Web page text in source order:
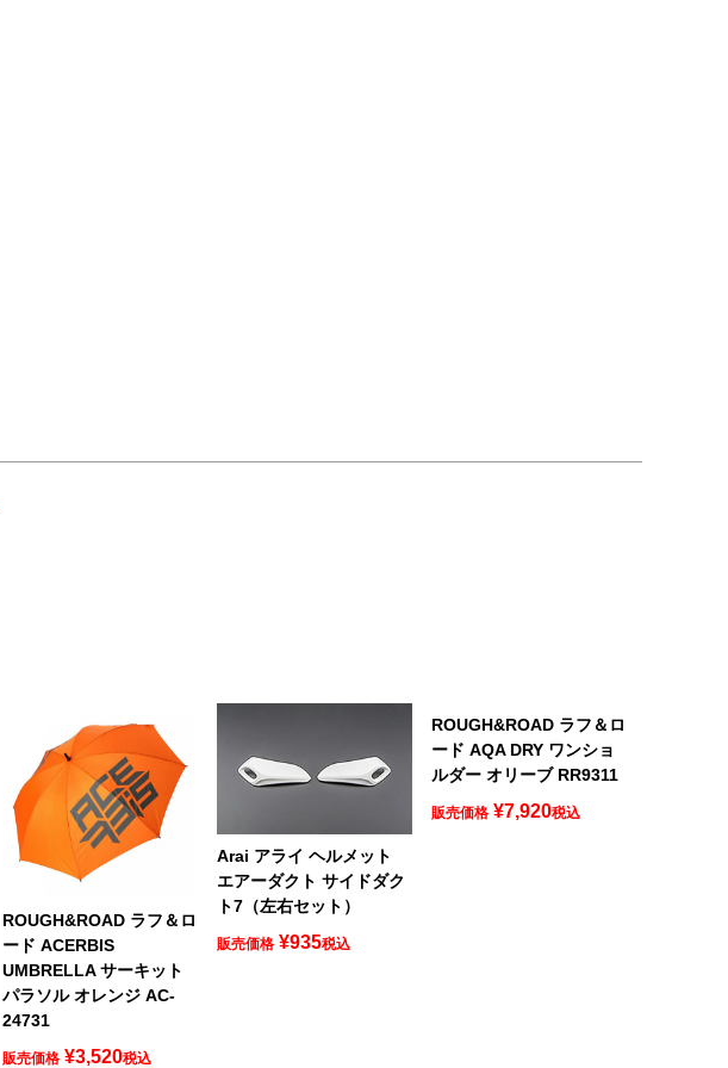
ROUGH&ROAD ラフ＆ロ
ード ACERBIS
UMBRELLA サーキット
パラソル オレンジ AC-
24731
販売価格 ¥3,520税込
Arai アライ ヘルメット
エアーダクト サイドダク
ト7（左右セット）
販売価格 ¥935税込
ROUGH&ROAD ラフ＆ロ
ード AQA DRY ワンショ
ルダー オリーブ RR9311
販売価格 ¥7,920税込